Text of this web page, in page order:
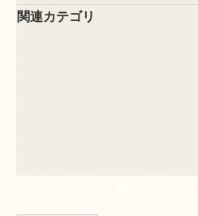
関連カテゴリ